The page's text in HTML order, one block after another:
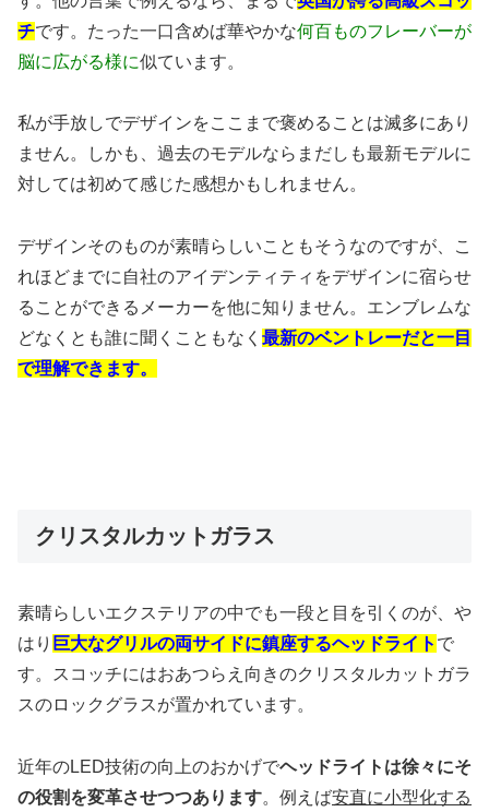
チです。たった一口含めば華やかな何百ものフレーバーが
脳に広がる様に似ています。
私が手放しでデザインをここまで褒めることは滅多にあり
ません。しかも、過去のモデルならまだしも最新モデルに
対しては初めて感じた感想かもしれません。
デザインそのものが素晴らしいこともそうなのですが、こ
れほどまでに自社のアイデンティティをデザインに宿らせ
ることができるメーカーを他に知りません。エンブレムな
どなくとも誰に聞くこともなく 最新のベントレーだと一目
で理解できます。
クリスタルカットガラス
素晴らしいエクステリアの中でも一段と目を引くのが、や
はり 巨大なグリルの両サイドに鎮座するヘッドライト で
す。スコッチにはおあつらえ向きのクリスタルカットガラ
スのロックグラスが置かれています。
近年のLED技術の向上のおかげでヘッドライトは徐々にそ
の役割を変革させつつあります。例えば安直に小型化する